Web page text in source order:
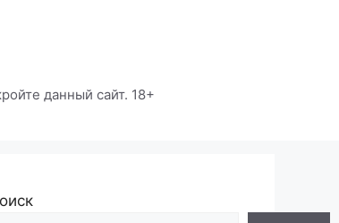
данный сайт. 18+